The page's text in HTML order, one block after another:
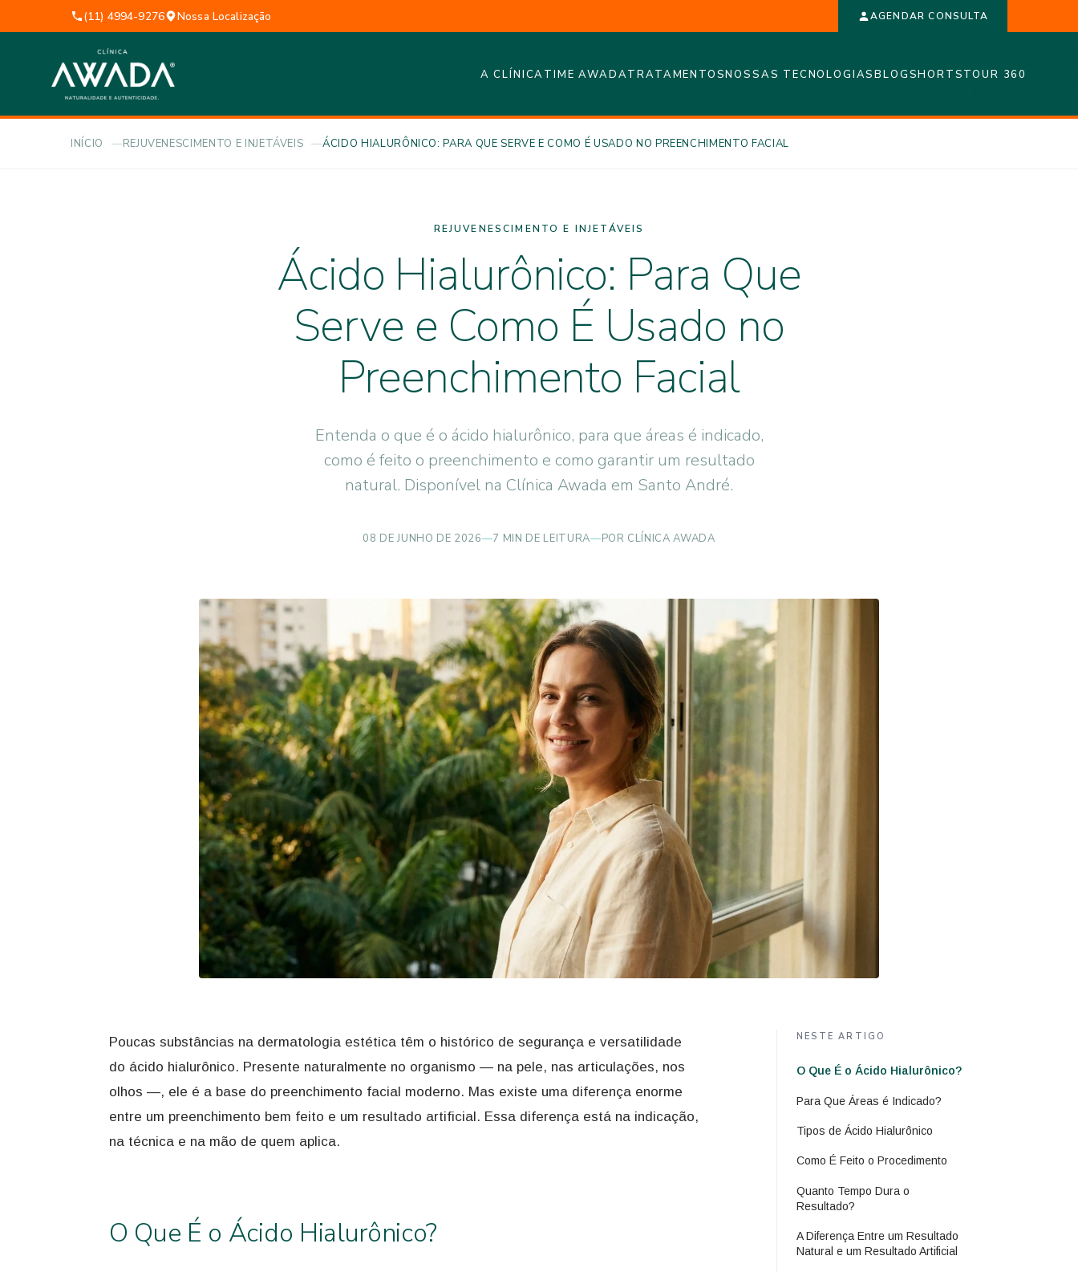
(11) 4994-9276 Nossa Localização AGENDAR CONSULTA
A CLÍNICATIME AWADATRATAMENTOSNOSSAS TECNOLOGIASBLOGSHORTSTOUR 360
INÍCIO REJUVENESCIMENTO E INJETÁVEIS ÁCIDO HIALURÔNICO: PARA QUE SERVE E COMO É USADO NO PREENCHIMENTO FACIAL
REJUVENESCIMENTO E INJETÁVEIS
Ácido Hialurônico: Para Que
Serve e Como É Usado no
Preenchimento Facial
Entenda o que é o ácido hialurônico, para que áreas é indicado,
como é feito o preenchimento e como garantir um resultado
natural. Disponível na Clínica Awada em Santo André.
08 DE JUNHO DE 2026—7 MIN DE LEITURA—POR CLÍNICA AWADA
Poucas substâncias na dermatologia estética têm o histórico de segurança e versatilidade
do ácido hialurônico. Presente naturalmente no organismo — na pele, nas articulações, nos
olhos —, ele é a base do preenchimento facial moderno. Mas existe uma diferença enorme
entre um preenchimento bem feito e um resultado artificial. Essa diferença está na indicação,
na técnica e na mão de quem aplica.
O Que É o Ácido Hialurônico?
NESTE ARTIGO
O Que É o Ácido Hialurônico?
Para Que Áreas é Indicado?
Tipos de Ácido Hialurônico
Como É Feito o Procedimento
Quanto Tempo Dura o
Resultado?
A Diferença Entre um Resultado
Natural e um Resultado Artificial